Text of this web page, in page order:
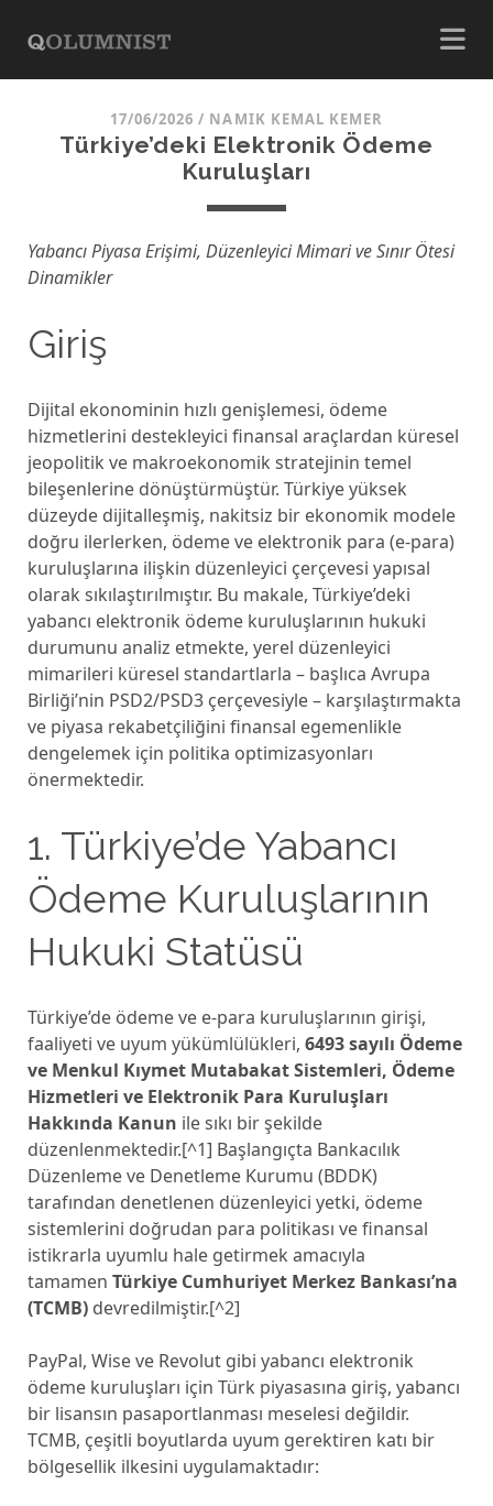
17/06/2026 / NAMIK KEMAL KEMER
Türkiye’deki Elektronik Ödeme
Kuruluşları
Yabancı Piyasa Erişimi, Düzenleyici Mimari ve Sınır Ötesi
Dinamikler
Giriş
Dijital ekonominin hızlı genişlemesi, ödeme
hizmetlerini destekleyici finansal araçlardan küresel
jeopolitik ve makroekonomik stratejinin temel
bileşenlerine dönüştürmüştür. Türkiye yüksek
düzeyde dijitalleşmiş, nakitsiz bir ekonomik modele
doğru ilerlerken, ödeme ve elektronik para (e-para)
kuruluşlarına ilişkin düzenleyici çerçevesi yapısal
olarak sıkılaştırılmıştır. Bu makale, Türkiye’deki
yabancı elektronik ödeme kuruluşlarının hukuki
durumunu analiz etmekte, yerel düzenleyici
mimarileri küresel standartlarla – başlıca Avrupa
Birliği’nin PSD2/PSD3 çerçevesiyle – karşılaştırmakta
ve piyasa rekabetçiliğini finansal egemenlikle
dengelemek için politika optimizasyonları
önermektedir.
1. Türkiye’de Yabancı
Ödeme Kuruluşlarının
Hukuki Statüsü
Türkiye’de ödeme ve e-para kuruluşlarının girişi,
faaliyeti ve uyum yükümlülükleri, 6493 sayılı Ödeme
ve Menkul Kıymet Mutabakat Sistemleri, Ödeme
Hizmetleri ve Elektronik Para Kuruluşları
Hakkında Kanun ile sıkı bir şekilde
düzenlenmektedir.[^1] Başlangıçta Bankacılık
Düzenleme ve Denetleme Kurumu (BDDK)
tarafından denetlenen düzenleyici yetki, ödeme
sistemlerini doğrudan para politikası ve finansal
istikrarla uyumlu hale getirmek amacıyla
tamamen Türkiye Cumhuriyet Merkez Bankası’na
(TCMB)devredilmiştir.[^2]
PayPal, Wise ve Revolut gibi yabancı elektronik
ödeme kuruluşları için Türk piyasasına giriş, yabancı
bir lisansın pasaportlanması meselesi değildir.
TCMB, çeşitli boyutlarda uyum gerektiren katı bir
bölgesellik ilkesini uygulamaktadır: